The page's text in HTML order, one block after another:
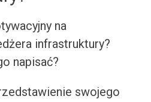
na
infrastruktury?
napisać?
swojego